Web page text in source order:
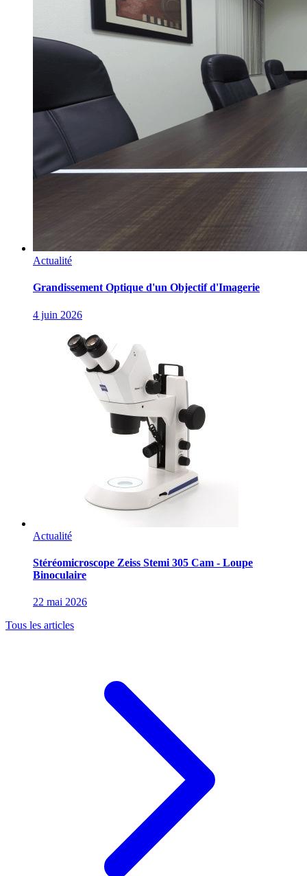
Actualité
Grandissement Optique d'un Objectif d'Imagerie
4 juin 2026
Actualité
Stéréomicroscope Zeiss Stemi 305 Cam - Loupe
Binoculaire
22 mai 2026
Tous les articles